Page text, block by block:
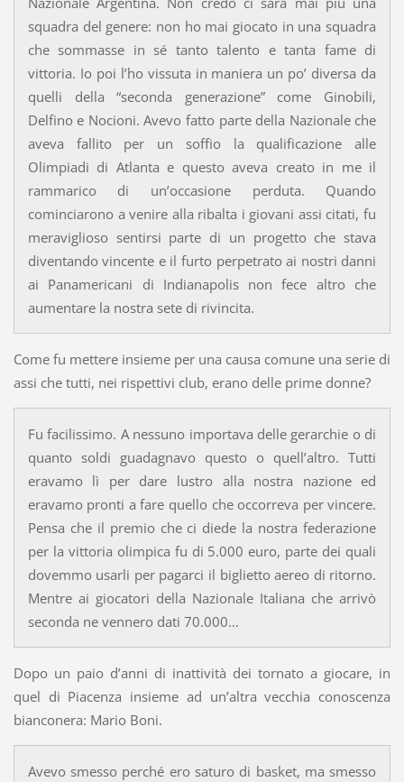
squadra del genere: non ho mai giocato in una squadra
che sommasse in sé tanto talento e tanta fame di
vittoria. Io poi l’ho vissuta in maniera un po’ diversa da
quelli della “seconda generazione” come Ginobili,
Delfino e Nocioni. Avevo fatto parte della Nazionale che
aveva fallito per un soffio la qualificazione alle
Olimpiadi di Atlanta e questo aveva creato in me il
rammarico di un’occasione perduta. Quando
cominciarono a venire alla ribalta i giovani assi citati, fu
meraviglioso sentirsi parte di un progetto che stava
diventando vincente e il furto perpetrato ai nostri danni
ai Panamericani di Indianapolis non fece altro che
aumentare la nostra sete di rivincita.
Come fu mettere insieme per una causa comune una serie di
assi che tutti, nei rispettivi club, erano delle prime donne?
Fu facilissimo. A nessuno importava delle gerarchie o di
quanto soldi guadagnavo questo o quell’altro. Tutti
eravamo lì per dare lustro alla nostra nazione ed
eravamo pronti a fare quello che occorreva per vincere.
Pensa che il premio che ci diede la nostra federazione
per la vittoria olimpica fu di 5.000 euro, parte dei quali
dovemmo usarli per pagarci il biglietto aereo di ritorno.
Mentre ai giocatori della Nazionale Italiana che arrivò
seconda ne vennero dati 70.000…
Dopo un paio d’anni di inattività dei tornato a giocare, in
quel di Piacenza insieme ad un’altra vecchia conoscenza
bianconera: Mario Boni.
Avevo smesso perché ero saturo di basket, ma smesso